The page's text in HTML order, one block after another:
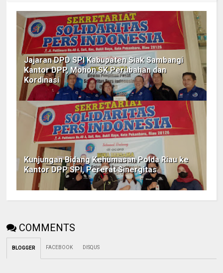
Jajaran DPD SPI Kabupaten Siak Sambangi
Kantor DPP, Mohon SK Perubahan dan
Kordinasi
Kunjungan Bidang Kehumasan Polda Riau ke
Kantor DPP SPI, Pererat Sinergitas
COMMENTS
BLOGGER FACEBOOK DISQUS